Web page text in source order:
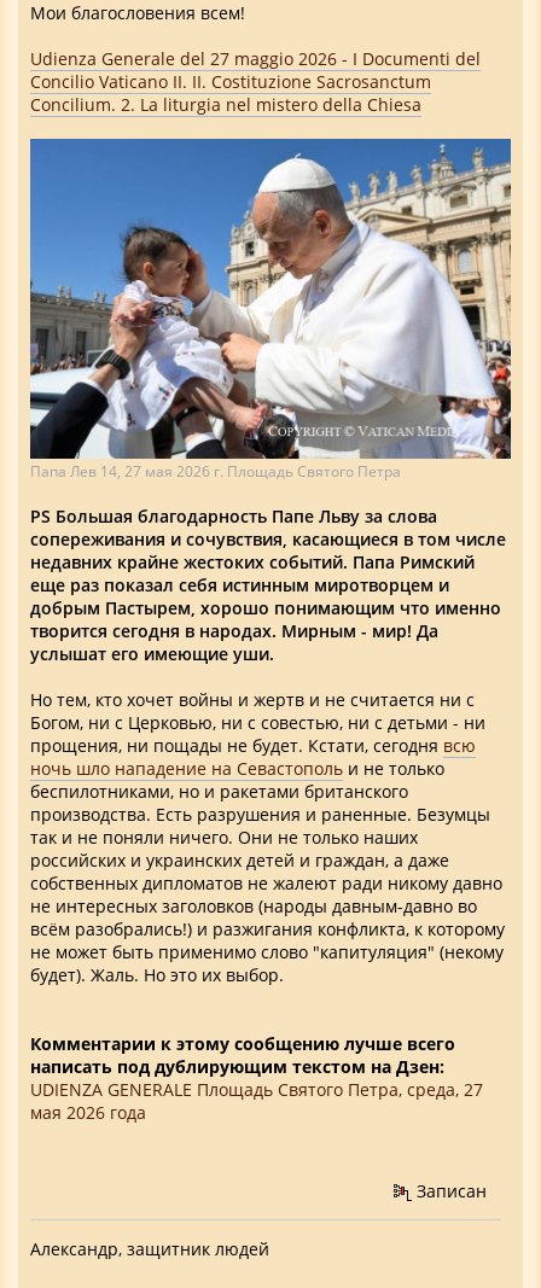
Мои благословения всем!
Udienza Generale del 27 maggio 2026 - I Documenti del
Concilio Vaticano II. II. Costituzione Sacrosanctum
Concilium. 2. La liturgia nel mistero della Chiesa
Папа Лев 14, 27 мая 2026 г. Площадь Святого Петра
PS Большая благодарность Папе Льву за слова
сопереживания и сочувствия, касающиеся в том числе
недавних крайне жестоких событий. Папа Римский
еще раз показал себя истинным миротворцем и
добрым Пастырем, хорошо понимающим что именно
творится сегодня в народах. Мирным - мир! Да
услышат его имеющие уши.
Но тем, кто хочет войны и жертв и не считается ни с
Богом, ни с Церковью, ни с совестью, ни с детьми - ни
прощения, ни пощады не будет. Кстати, сегодня всю
ночь шло нападение на Севастополь и не только
беспилотниками, но и ракетами британского
производства. Есть разрушения и раненные. Безумцы
так и не поняли ничего. Они не только наших
российских и украинских детей и граждан, а даже
собственных дипломатов не жалеют ради никому давно
не интересных заголовков (народы давным-давно во
всём разобрались!) и разжигания конфликта, к которому
не может быть применимо слово "капитуляция" (некому
будет). Жаль. Но это их выбор.
Комментарии к этому сообщению лучше всего
написать под дублирующим текстом на Дзен:
UDIENZA GENERALE Площадь Святого Петра, среда, 27
мая 2026 года
Записан
Александр, защитник людей